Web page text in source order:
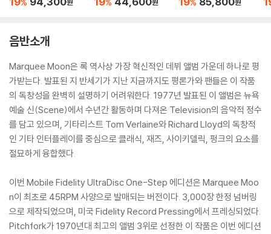
음반소개
Marquee Moon은 록 역사상 가장 혁신적인 데뷔 앨범 가운데 하나로 평
가받는다. 발표된 지 반세기가 지난 지금까지도 평론가와 팬들은 이 작품
의 독창성을 완벽히 설명하기 어려워한다. 1977년 발표된 이 앨범은 뉴욕
예술 신(Scene)에서 수년간 활동하며 다져온 Television의 음악적 정수
를 담고 있으며, 기타리스트 Tom Verlaine와 Richard Lloyd의 독창적
인 기타 인터플레이를 중심으로 클래식, 재즈, 사이키델릭, 펑크의 요소를
절묘하게 융합했다.
이번 Mobile Fidelity UltraDisc One-Step 에디션은 Marquee Moo
n이 최초로 45RPM 사양으로 발매되는 버전이다. 3,000장 한정 넘버링
으로 제작되었으며, 미국 Fidelity Record Pressing에서 프레싱되었다.
Pitchfork가 1970년대 최고의 앨범 3위로 선정한 이 작품은 이번 에디션